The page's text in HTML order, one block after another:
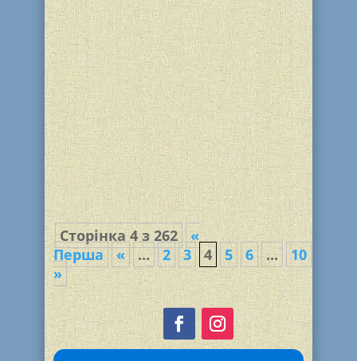
9-10 Тамуза 5786 (24-25 червня 2026)
для жінок-учасниць Міжнародного
освітнього проєкту “Колель Тора” та
програми “Золотий вік” ребецн Діна
Стамблер та посланниця Ребе в
Кам’янському Лілах Цопа провели
духовні уроки за книгою “Тора”. [gallery
size="full" columns="2"...
Сторінка 4 з 262
«
Перша
« ... 2 3 4 5 6 ... 10
»